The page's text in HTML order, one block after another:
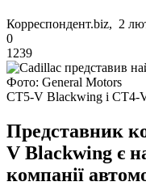
Корреспондент.biz, 2
0
1239
Фото: General Motors
CT5-V Blackwing і CT4-
Представник
V Blackwing є
компанії